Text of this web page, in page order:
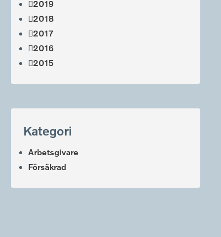
2019
2018
2017
2016
2015
Kategori
Arbetsgivare
Försäkrad